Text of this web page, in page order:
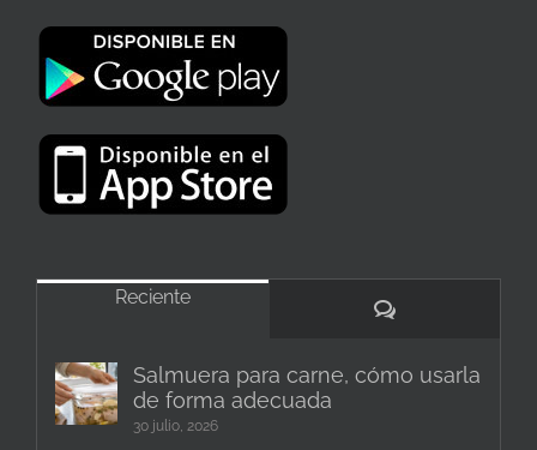
Reciente
Comentarios
Salmuera para carne, cómo usarla
de forma adecuada
30 julio, 2026